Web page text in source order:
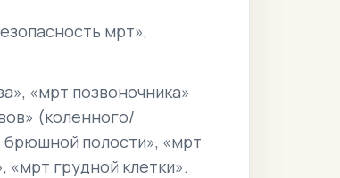
мрт»,
«мрт позвоночника»
(коленного/
полости», «мрт
«мрт грудной клетки».